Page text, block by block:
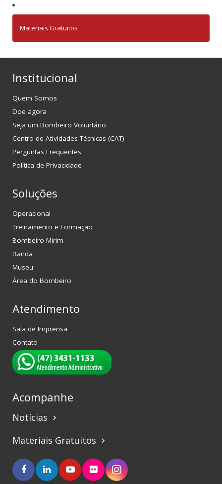
Materiais Gratuitos
Institucional
Quem Somos
Doe agora
Seja um Bombeiro Voluntário
Centro de Atividades Técnicas (CAT)
Perguntas Frequentes
Política de Privacidade
Soluções
Operacional
Treinamento e Formação
Bombeiro Mirim
Banda
Museu
Área do Bombeiro
Atendimento
Sala de Imprensa
Contato
Acompanhe
Notícias keyboard_arrow_right
Materiais Gratuitos keyboard_arrow_right